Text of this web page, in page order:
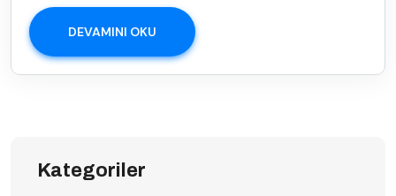
DEVAMINI OKU
Kategoriler